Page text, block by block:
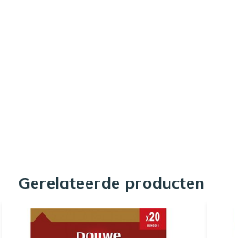
Gerelateerde producten